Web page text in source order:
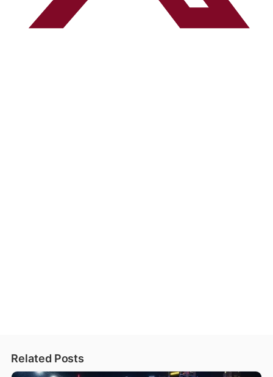
Related Posts